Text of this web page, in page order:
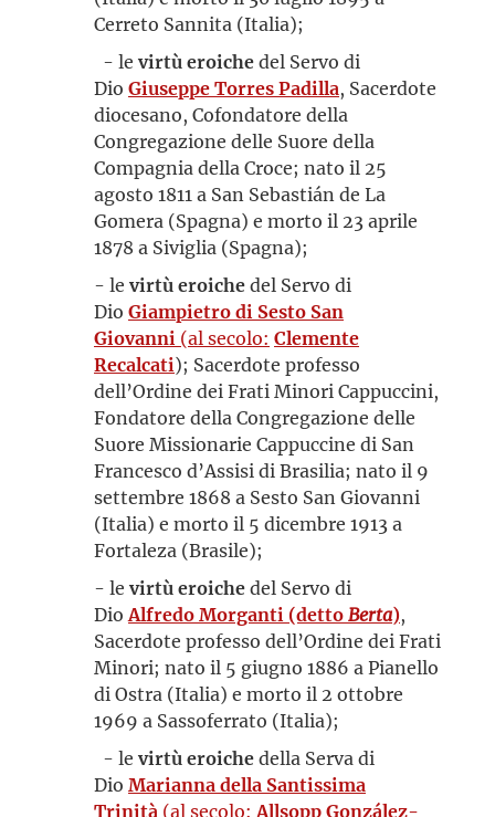
Cerreto Sannita (Italia);
- le virtù eroichedel Servo di
Dio Giuseppe Torres Padilla, Sacerdote
diocesano, Cofondatore della
Congregazione delle Suore della
Compagnia della Croce; nato il 25
agosto 1811 a San Sebastián de La
Gomera (Spagna) e morto il 23 aprile
1878 a Siviglia (Spagna);
- le virtù eroichedel Servo di
Dio Giampietro di Sesto San
Giovanni (al secolo: Clemente
Recalcati); Sacerdote professo
dell’Ordine dei Frati Minori Cappuccini,
Fondatore della Congregazione delle
Suore Missionarie Cappuccine di San
Francesco d’Assisi di Brasilia; nato il 9
settembre 1868 a Sesto San Giovanni
(Italia) e morto il 5 dicembre 1913 a
Fortaleza (Brasile);
- le virtù eroichedel Servo di
Dio Alfredo Morganti (dettoBerta),
Sacerdote professo dell’Ordine dei Frati
Minori; nato il 5 giugno 1886 a Pianello
di Ostra (Italia) e morto il 2 ottobre
1969 a Sassoferrato (Italia);
- le virtù eroichedella Serva di
Dio Marianna della Santissima
Trinità (al secolo: Allsopp González-